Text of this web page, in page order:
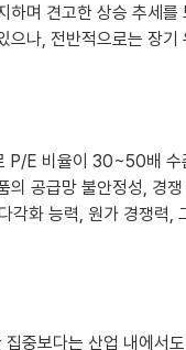
며 견고한 상승 추세를
나, 전반적으로는 장
E 비율이 30~50배 수
공급망 불안정성, 경
화 능력, 원가 경쟁력,
중보다는 산업 내에서